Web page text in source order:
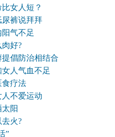
女人短？
尿裤说拜拜
气不足
好?
倡防治相结合
人气血不足
食疗法
不爱运动
阳
火?
”